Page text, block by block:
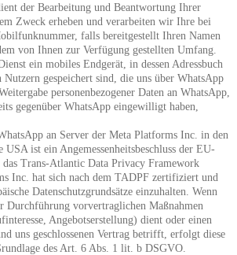
der Bearbeitung und Beantwortung Ihrer
Zweck erheben und verarbeiten wir Ihre bei
falls bereitgestellt Ihren Namen
von Ihnen zur Verfügung gestellten Umfang.
ein mobiles Endgerät, in dessen Adressbuch
Nutzern gespeichert sind, die uns über WhatsApp
personenbezogener Daten an WhatsApp,
gegenüber WhatsApp eingewilligt haben,
an Server der Meta Platforms Inc. in den
ist ein Angemessenheitsbeschluss der EU-
Trans-Atlantic Data Privacy Framework
Inc. hat sich nach dem TADPF zertifiziert und
Datenschutzgrundsätze einzuhalten. Wenn
Durchführung vorvertraglichen Maßnahmen
Angebotserstellung) dient oder einen
uns geschlossenen Vertrag betrifft, erfolgt diese
des Art. 6 Abs. 1 lit. b DSGVO.